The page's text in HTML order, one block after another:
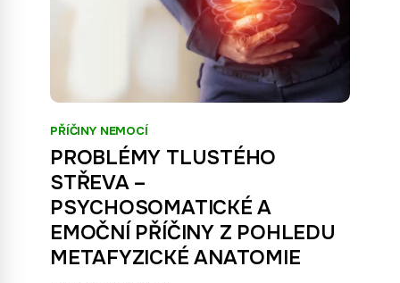
PŘÍČINY NEMOCÍ
PROBLÉMY TLUSTÉHO
STŘEVA –
PSYCHOSOMATICKÉ A
EMOČNÍ PŘÍČINY Z POHLEDU
METAFYZICKÉ ANATOMIE